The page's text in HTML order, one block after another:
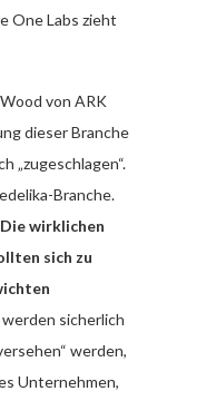
One Labs zieht
von ARK
dieser Branche
„zugeschlagen“.
Branche.
Die wirklichen
sich zu
sicherlich
werden,
Unternehmen,